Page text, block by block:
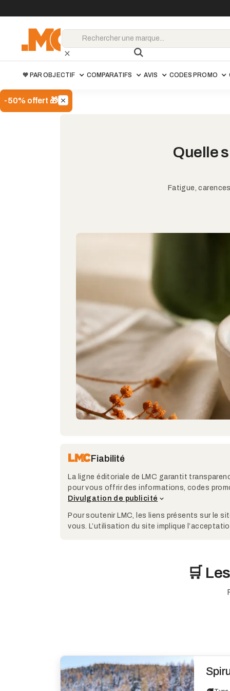
🧡 PAR OBJECTIF COMPARATIFS AVIS CODES PROMO
-50% offert 🎁
Quelle
Fatigue,
Fiabilité
La ligne éditoriale de LMC garantit
pour vous offrir des informations, codes
Divulgation de publicité
Pour soutenir LMC, les liens présents sur le
vous. L’utilisation du site implique
🛒